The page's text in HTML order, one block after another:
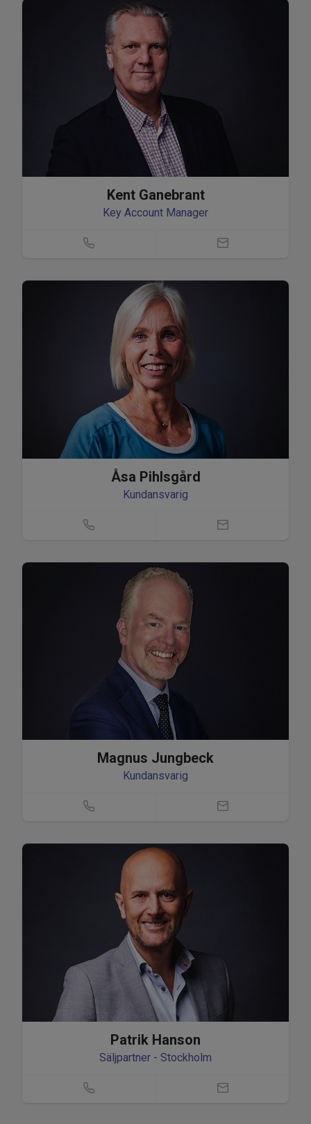
Kent Ganebrant
Key Account Manager
Åsa Pihlsgård
Kundansvarig
Magnus Jungbeck
Kundansvarig
Patrik Hanson
Säljpartner - Stockholm